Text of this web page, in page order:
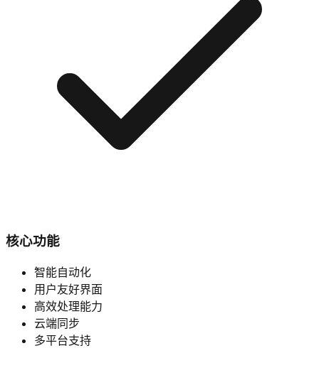
核心功能
智能自动化
用户友好界面
高效处理能力
云端同步
多平台支持